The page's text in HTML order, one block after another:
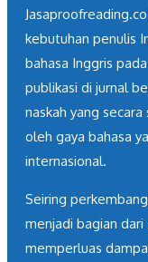
kebutuhan penulis
bahasa Inggris
publikasi di jurnal
naskah yang
oleh gaya bahasa
internasional.
Seiring
menjadi bagian
memperluas